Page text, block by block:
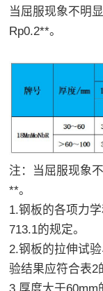
当屈服现象不明
Rp0.2**。
注：当屈服现象
**。
1.钢板的各项力
713.1的规定。
2.钢板的拉伸试
验结果应符合表2